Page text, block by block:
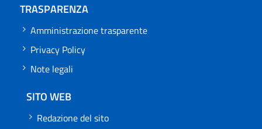
TRASPARENZA
Amministrazione trasparente
Privacy Policy
Note legali
SITO WEB
Redazione del sito